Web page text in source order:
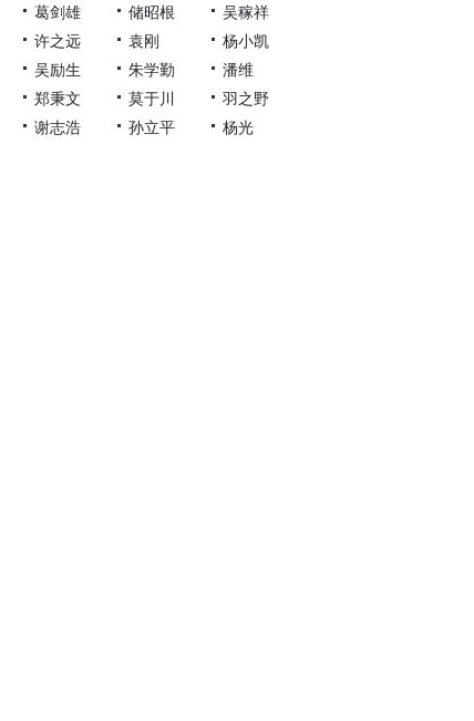
葛剑雄
储昭根
吴稼祥
许之远
袁刚
杨小凯
吴励生
朱学勤
潘维
郑秉文
莫于川
羽之野
谢志浩
孙立平 杨光